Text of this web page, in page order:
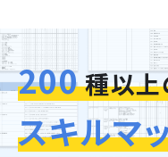
200
スキルマ
今お使い
そのまま